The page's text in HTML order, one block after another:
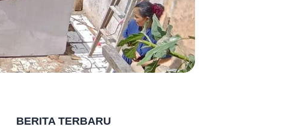
BERITA TERBARU